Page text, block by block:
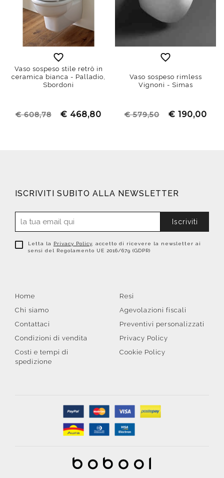
Vaso sospeso stile retrò in
ceramica bianca - Palladio,
Sbordoni
€ 608,78 € 468,80
Vaso sospeso rimless
Vignoni - Simas
€ 579,50 € 190,00
ISCRIVITI SUBITO ALLA NEWSLETTER
Iscriviti
Letta la Privacy Policy, accetto di ricevere la newsletter ai
sensi del Regolamento UE 2016/679 (GDPR)
Home
Chi siamo
Contattaci
Condizioni di vendita
Costi e tempi di
spedizione
Resi
Agevolazioni fiscali
Preventivi personalizzati
Privacy Policy
Cookie Policy